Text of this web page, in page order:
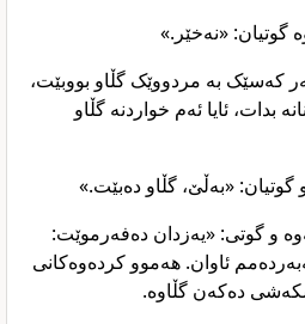
گوتیان: «نەخێر.»
کەسێک بە مردووێک گڵاو بووبێت،
بدات، ئایا ئەم خواردنە گڵاو
گوتیان: «بەڵێ، گڵاو دەبێت.»
و گوتی: «یەزدان دەفەرموێت:
ئاوان. هەموو کردەوەکانی
دەکەن گڵاوە.